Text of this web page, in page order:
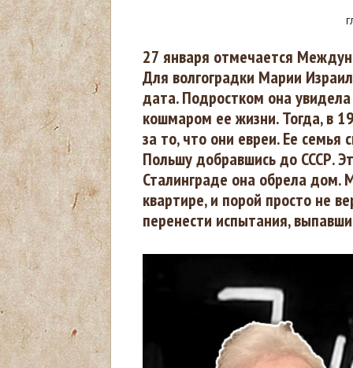
В
ы
з
д
е
27 января отмечается
Для волгоградки Марии
дата. Подростком она
кошмаром ее жизни. Тогда, в
за то, что они евреи. Ее семья
Польшу добравшись до СССР.
Сталинграде она обрела дом.
квартире, и порой просто не
перенести испытания,